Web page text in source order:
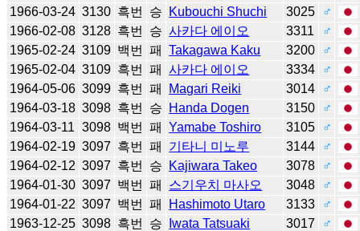
1966-03-24 3130 흑번 승 Kubouchi Shuchi 3025
♂
1966-02-08 3128 흑번 승 사카다 에이오 3311
♂
1965-02-24 3109 백번 패 Takagawa Kaku 3200
♂
1965-02-04 3109 흑번 패 사카다 에이오 3334
♂
1964-05-06 3099 흑번 패 Magari Reiki 3014
♂
1964-03-18 3098 흑번 승 Handa Dogen 3150
♂
1964-03-11 3098 백번 패 Yamabe Toshiro 3105
♂
1964-02-19 3097 흑번 패 기타니 미노루 3144
♂
1964-02-12 3097 흑번 승 Kajiwara Takeo 3078
♂
1964-01-30 3097 백번 패 스기우치 마사오 3048
♂
1964-01-22 3097 백번 패 Hashimoto Utaro 3133
♂
1963-12-25 3098 흑번 승 Iwata Tatsuaki 3017
♂